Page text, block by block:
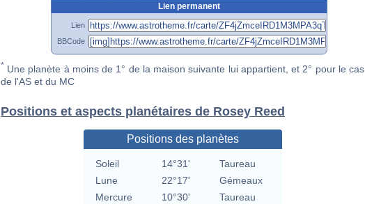
Lien permanent
Lien
BBCode
* Une planète à moins de 1° de la maison suivante lui appartient, et 2° pour le cas
de l'AS et du MC
Positions et aspects planétaires de Rosey Reed
Positions des planètes
Soleil 14°31'
Taureau
Lune
22°17'
Gémeaux
Mercure
10°30'
Taureau